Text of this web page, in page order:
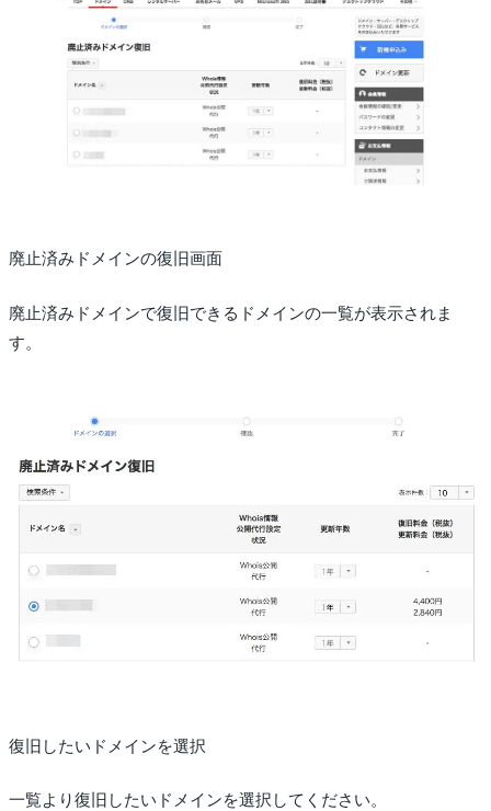
廃止済みドメインの復旧画面
廃止済みドメインで復旧できるドメインの一覧が表示されま
す。
復旧したいドメインを選択
一覧より復旧したいドメインを選択してください。